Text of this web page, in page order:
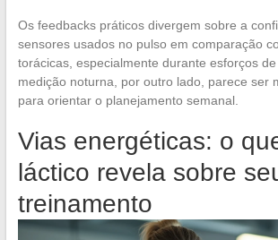
Os feedbacks práticos divergem sobre a
sensores usados no pulso em comparação
torácicas, especialmente durante esforços
medição noturna, por outro lado, parece ser
para orientar o planejamento semanal.
Vias energéticas: o
láctico revela sobre
treinamento